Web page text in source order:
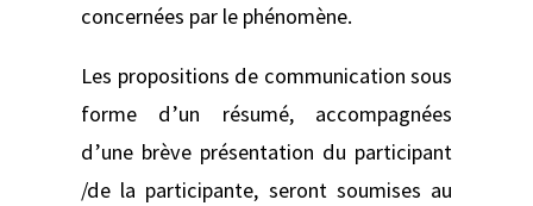
concernées par le phénomène.
Les propositions de communication sous
forme d’un résumé, accompagnées
d’une brève présentation du participant
/de la participante, seront soumises au